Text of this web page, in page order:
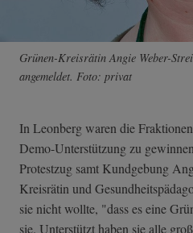
Grünen-Kreisrätin Angie Weber-
angemeldet. Foto: privat
In Leonberg waren die
Demo-Unterstützung zu
Protestzug samt Kundgebung
Kreisrätin und
sie nicht wollte, "dass es eine
sie. Unterstützt haben sie alle